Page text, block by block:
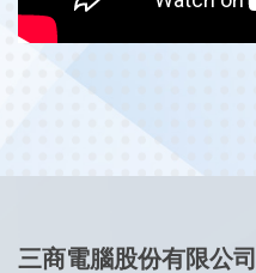
三商電腦股份有限公司